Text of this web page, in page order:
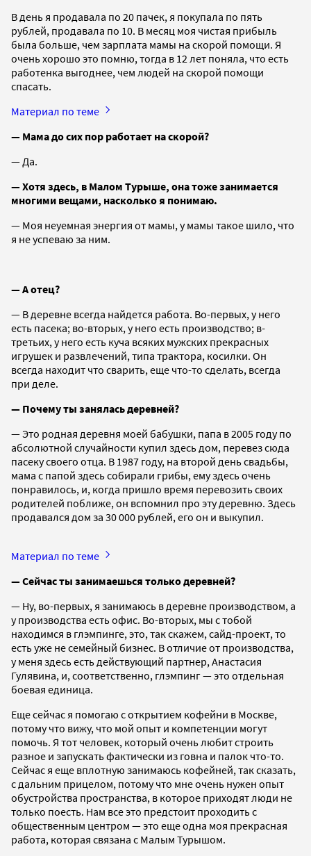
В день я продавала по 20 пачек, я покупала по пять
рублей, продавала по 10. В месяц моя чистая прибыль
была больше, чем зарплата мамы на скорой помощи. Я
очень хорошо это помню, тогда в 12 лет поняла, что есть
работенка выгоднее, чем людей на скорой помощи
спасать.
Материал по теме
— Мама до сих пор работает на скорой?
— Да.
— Хотя здесь, в Малом Турыше, она тоже занимается
многими вещами, насколько я понимаю.
— Моя неуемная энергия от мамы, у мамы такое шило, что
я не успеваю за ним.
— А отец?
— В деревне всегда найдется работа. Во-первых, у него
есть пасека; во-вторых, у него есть производство; в-
третьих, у него есть куча всяких мужских прекрасных
игрушек и развлечений, типа трактора, косилки. Он
всегда находит что сварить, еще что-то сделать, всегда
при деле.
— Почему ты занялась деревней?
— Это родная деревня моей бабушки, папа в 2005 году по
абсолютной случайности купил здесь дом, перевез сюда
пасеку своего отца. В 1987 году, на второй день свадьбы,
мама с папой здесь собирали грибы, ему здесь очень
понравилось, и, когда пришло время перевозить своих
родителей поближе, он вспомнил про эту деревню. Здесь
продавался дом за 30 000 рублей, его он и выкупил.
Материал по теме
— Сейчас ты занимаешься только деревней?
— Ну, во-первых, я занимаюсь в деревне производством, а
у производства есть офис. Во-вторых, мы с тобой
находимся в глэмпинге, это, так скажем, сайд-проект, то
есть уже не семейный бизнес. В отличие от производства,
у меня здесь есть действующий партнер, Анастасия
Гулявина, и, соответственно, глэмпинг — это отдельная
боевая единица.
Еще сейчас я помогаю с открытием кофейни в Москве,
потому что вижу, что мой опыт и компетенции могут
помочь. Я тот человек, который очень любит строить
разное и запускать фактически из говна и палок что-то.
Сейчас я еще вплотную занимаюсь кофейней, так сказать,
с дальним прицелом, потому что мне очень нужен опыт
обустройства пространства, в которое приходят люди не
только поесть. Нам все это предстоит проходить с
общественным центром — это еще одна моя прекрасная
работа, которая связана с Малым Турышом.